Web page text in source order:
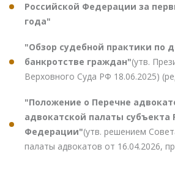
Российской Федерации за
года"
"Обзор судебной практики по
банкротстве граждан"(утв.
Верховного Суда РФ 18.06.2025)
"Положение о Перечне
адвокатской палаты субъекта
Федерации"(утв. решением
палаты адвокатов от 16.04.2026,